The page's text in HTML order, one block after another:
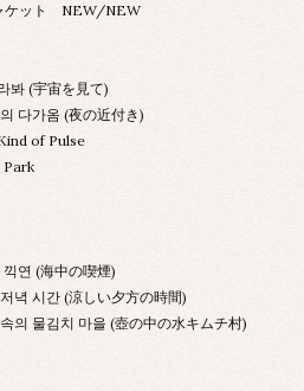
ケット NEW/NEW
봐 (宇宙を見て)
다가옴 (夜の近付き)
of Pulse
Park
끽연 (海中の喫煙)
녁 시간 (涼しい夕方の時間)
의 물김치 마을 (壺の中の水キムチ村)